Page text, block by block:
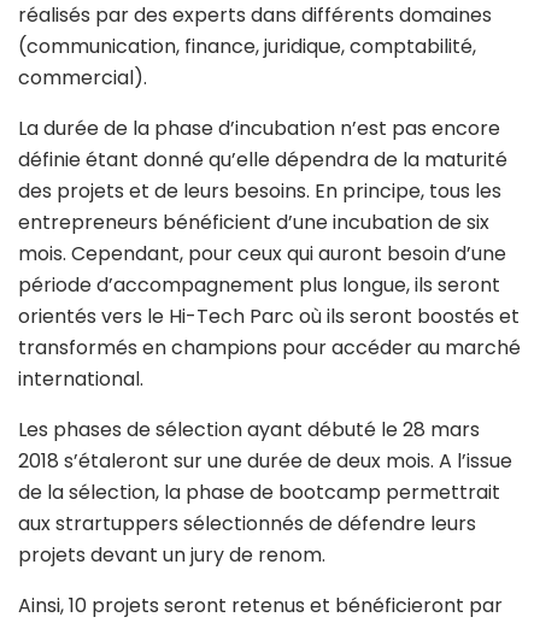
réalisés par des experts dans différents domaines
(communication, finance, juridique, comptabilité,
commercial).
La durée de la phase d’incubation n’est pas encore
définie étant donné qu’elle dépendra de la maturité
des projets et de leurs besoins. En principe, tous les
entrepreneurs bénéficient d’une incubation de six
mois. Cependant, pour ceux qui auront besoin d’une
période d’accompagnement plus longue, ils seront
orientés vers le Hi-Tech Parc où ils seront boostés et
transformés en champions pour accéder au marché
international.
Les phases de sélection ayant débuté le 28 mars
2018 s’étaleront sur une durée de deux mois. A l’issue
de la sélection, la phase de bootcamp permettrait
aux strartuppers sélectionnés de défendre leurs
projets devant un jury de renom.
Ainsi, 10 projets seront retenus et bénéficieront par